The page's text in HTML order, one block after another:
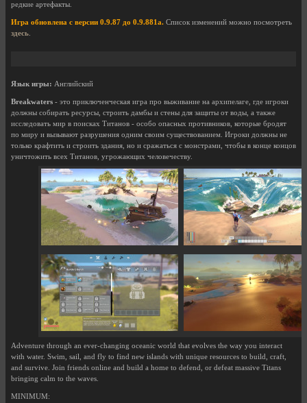
редкие артефакты.
Игра обновлена с версии 0.9.87 до 0.9.881a. Список изменений можно посмотреть
здесь.
Язык игры: Английский
Breakwaters - это приключенческая игра про выживание на архипелаге, где игроки
должны собирать ресурсы, строить дамбы и стены для защиты от воды, а также
исследовать мир в поисках Титанов - особо опасных противников, которые бродят
по миру и вызывают разрушения одним своим существованием. Игроки должны не
только крафтить и строить здания, но и сражаться с монстрами, чтобы в конце концов
уничтожить всех Титанов, угрожающих человечеству.
Adventure through an ever-changing oceanic world that evolves the way you interact
with water. Swim, sail, and fly to find new islands with unique resources to build, craft,
and survive. Join friends online and build a home to defend, or defeat massive Titans
bringing calm to the waves.
MINIMUM: